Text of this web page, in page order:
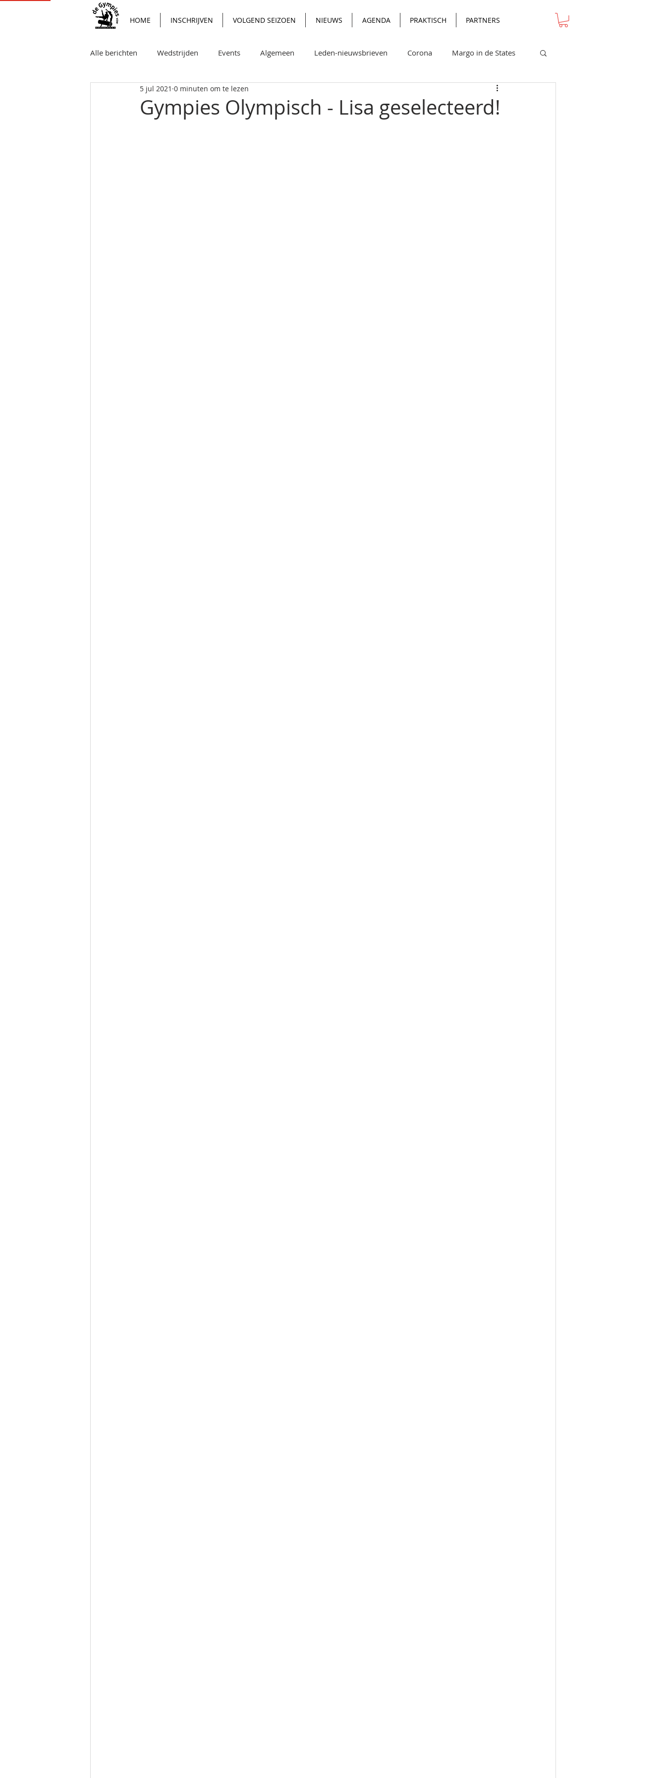
HOME INSCHRIJVEN VOLGEND SEIZOEN NIEUWS AGENDA PRAKTISCH PARTNERS
Alle berichten Wedstrijden Events Algemeen Leden-nieuwsbrieven Corona Margo in de States
Persberichten Turnshow
Gympies Olympisch - Lisa geselecteerd!
5 jul 2021 0 minuten om te lezen